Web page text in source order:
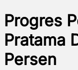
Progres
Pratama
Persen